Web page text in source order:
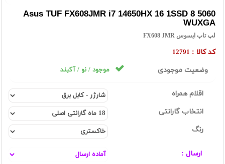
Asus TUF FX608JMR i7 14650HX 16 1SSD 8 5060
WUXGA
لپ تاپ ایسوس FX608 JMR
کد کالا : 12791
وضعیت موجودی موجود / نو / آکبند
اقلام همراه
انتخاب گارانتی
رنگ
ارسال :